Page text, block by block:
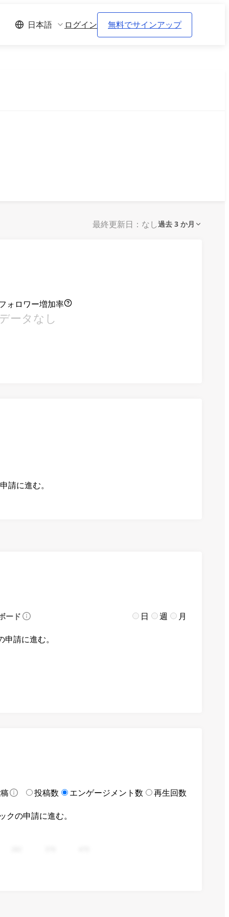
日本語 ログイン 無料でサインアップ
最終更新日：なし過去 3 か月
ォロワー増加率
ータなし
請に進む。
ード 日 週 月
請に進む。
投稿数 エンゲージメント数 再生回数
の申請に進む。